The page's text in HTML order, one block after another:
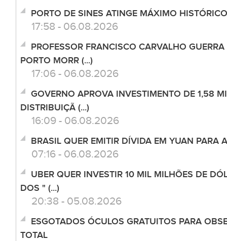
PORTO DE SINES ATINGE MÁXIMO
17:58 - 06.08.2026
PROFESSOR FRANCISCO CARVALHO
PORTO MORR (...)
17:06 - 06.08.2026
GOVERNO APROVA INVESTIMENTO DE 1,58
DISTRIBUIÇÃ (...)
16:09 - 06.08.2026
BRASIL QUER EMITIR DÍVIDA EM YUAN PARA
07:16 - 06.08.2026
UBER QUER INVESTIR 10 MIL MILHÕES DE
DOS " (...)
20:38 - 05.08.2026
ESGOTADOS ÓCULOS GRATUITOS PARA
TOTAL